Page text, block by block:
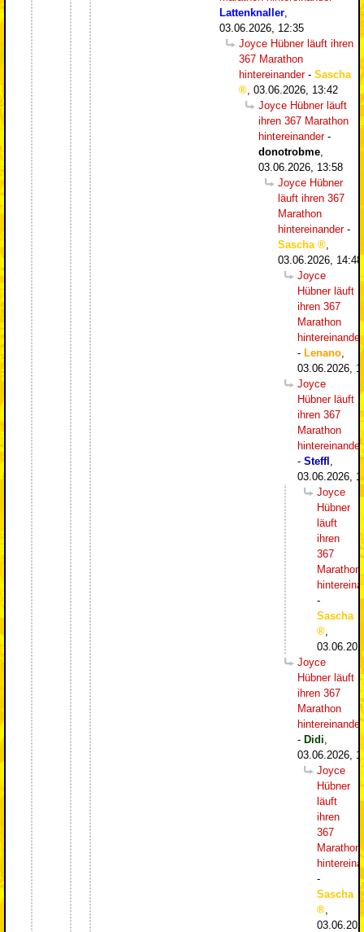
Lattenknaller
03.06.2026, 12:35
Joyce Hübner läuft ihren
367 Marathon
hintereinander- Sascha
03.06.2026, 13:42
Joyce Hübner läuft
ihren 367 Marathon
hintereinander-
donotrobme
03.06.2026, 13:58
Joyce Hübner
läuft ihren 367
Marathon
hintereinander-
Sascha
03.06.2026, 14:48
Joyce
Hübner läuft
ihren 367
Marathon
hintereinander
- Lenano
03.06.2026,
Joyce
Hübner läuft
ihren 367
Marathon
hintereinander
- Steffl
03.06.2026,
Joyce
Hübner
läuft
ihren
367
Marathon
-
Sascha
Joyce
Hübner läuft
ihren 367
Marathon
hintereinander
- Didi
03.06.2026,
Joyce
Hübner
läuft
ihren
367
Marathon
-
Sascha